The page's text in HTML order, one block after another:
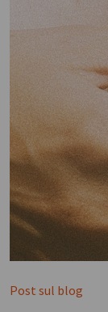
Post sul blog